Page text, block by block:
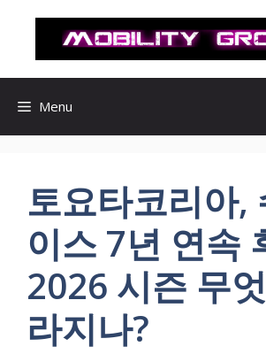
로
Menu
토요타코리아,
이스 7년 연속
2026 시즌 무
라지나?